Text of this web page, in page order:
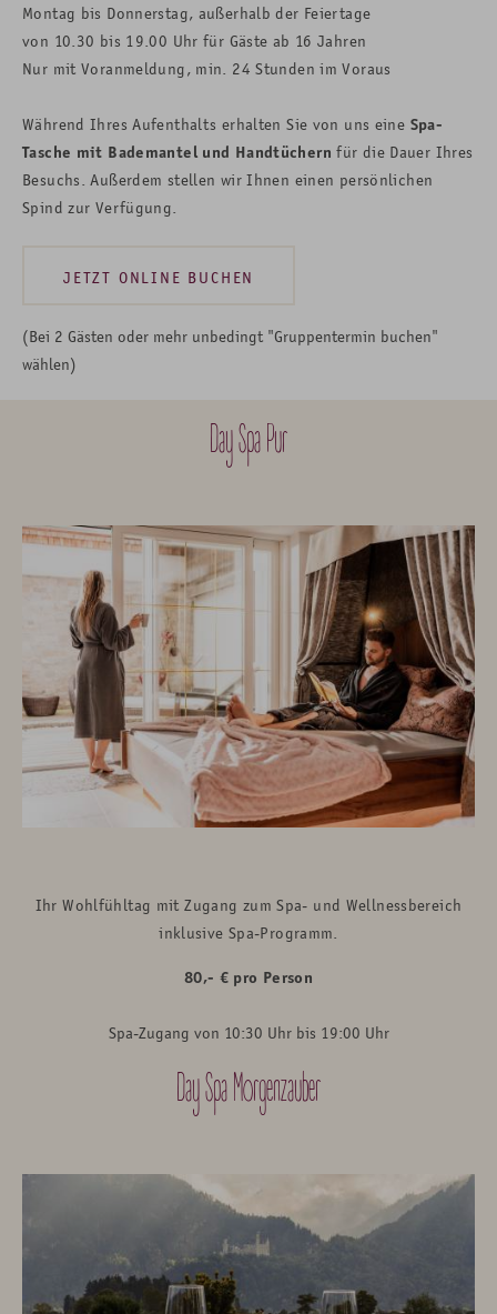
Montag bis Donnerstag, außerhalb der Feiertage
von 10.30 bis 19.00 Uhr für Gäste ab 16 Jahren
Nur mit Voranmeldung, min. 24 Stunden im Voraus
Während Ihres Aufenthalts erhalten Sie von uns eine Spa-
Tasche mit Bademantel und Handtüchern für die Dauer Ihres
Besuchs. Außerdem stellen wir Ihnen einen persönlichen
Spind zur Verfügung.
JETZT ONLINE BUCHEN
(Bei 2 Gästen oder mehr unbedingt "Gruppentermin buchen"
wählen)
Day Spa Pur
Ihr Wohlfühltag mit Zugang zum Spa- und Wellnessbereich
inklusive Spa-Programm.
80,- € pro Person
Spa-Zugang von 10:30 Uhr bis 19:00 Uhr
Day Spa Morgenzauber